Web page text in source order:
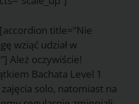
title=”Nie
wziąć udział w
Ależ oczywiście!
Bachata Level 1
solo, natomiast na